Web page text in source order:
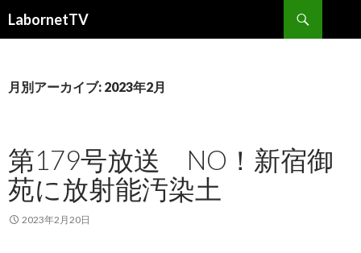
LabornetTV
索
ン
動
月別アーカイブ: 2023年2月
第179号放送 NO！新宿御
苑に放射能汚染土
2023年2月20日